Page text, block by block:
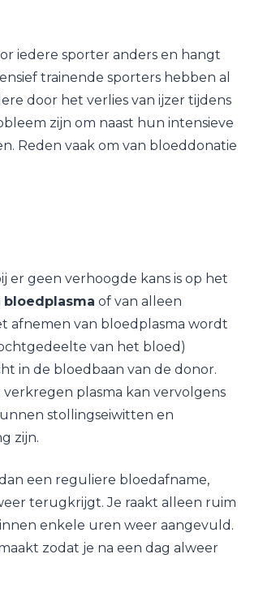
iedere sporter anders en hangt
trainende sporters hebben al
door het verlies van ijzer tijdens
zijn om naast hun intensieve
Reden vaak om van bloeddonatie
er geen verhoogde kans is op het
bloedplasma of van alleen
afnemen van bloedplasma wordt
van het bloed)
in de bloedbaan van de donor.
plasma kan vervolgens
stollingseiwitten en
zijn.
een reguliere bloedafname,
terugkrijgt. Je raakt alleen ruim
enkele uren weer aangevuld.
zodat je na een dag alweer